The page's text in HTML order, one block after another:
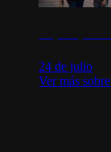
24 de julio
Ver más sobre